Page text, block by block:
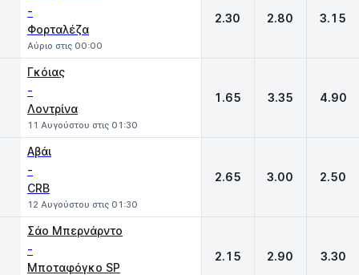
-
Φορταλέζα
Αύριο στις 00:00
2.30 2.80 3.15
Γκόιας
-
Λοντρίνα
11 Αυγούστου στις 01:30
1.65 3.35 4.90
Αβάι
-
CRB
12 Αυγούστου στις 01:30
2.65 3.00 2.50
Σάο Μπερνάρντο
-
Μποταφόγκο SP
2.15 2.90 3.30